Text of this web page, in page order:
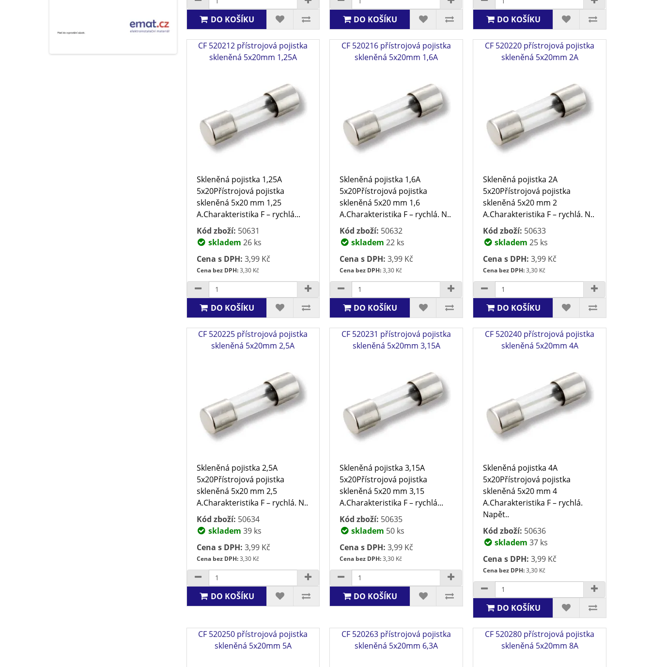
DO KOŠÍKU DO KOŠÍKU DO KOŠÍKU
CF 520212 přístrojová pojistka
skleněná 5x20mm 1,25A
Skleněná pojistka 1,25A
5x20Přístrojová pojistka
skleněná 5x20 mm 1,25
A.Charakteristika F – rychlá...
Kód zboží: 50631
skladem 26 ks
Cena s DPH: 3,99 Kč
Cena bez DPH:3,30 Kč
DO KOŠÍKU
CF 520216 přístrojová pojistka
skleněná 5x20mm 1,6A
Skleněná pojistka 1,6A
5x20Přístrojová pojistka
skleněná 5x20 mm 1,6
A.Charakteristika F – rychlá. N..
Kód zboží: 50632
skladem 22 ks
Cena s DPH: 3,99 Kč
Cena bez DPH:3,30 Kč
DO KOŠÍKU
CF 520220 přístrojová pojistka
skleněná 5x20mm 2A
Skleněná pojistka 2A
5x20Přístrojová pojistka
skleněná 5x20 mm 2
A.Charakteristika F – rychlá. N..
Kód zboží: 50633
skladem 25 ks
Cena s DPH: 3,99 Kč
Cena bez DPH:3,30 Kč
DO KOŠÍKU
CF 520225 přístrojová pojistka
skleněná 5x20mm 2,5A
Skleněná pojistka 2,5A
5x20Přístrojová pojistka
skleněná 5x20 mm 2,5
A.Charakteristika F – rychlá. N..
Kód zboží: 50634
skladem 39 ks
Cena s DPH: 3,99 Kč
Cena bez DPH:3,30 Kč
DO KOŠÍKU
CF 520231 přístrojová pojistka
skleněná 5x20mm 3,15A
Skleněná pojistka 3,15A
5x20Přístrojová pojistka
skleněná 5x20 mm 3,15
A.Charakteristika F – rychlá...
Kód zboží: 50635
skladem 50 ks
Cena s DPH: 3,99 Kč
Cena bez DPH:3,30 Kč
DO KOŠÍKU
CF 520240 přístrojová pojistka
skleněná 5x20mm 4A
Skleněná pojistka 4A
5x20Přístrojová pojistka
skleněná 5x20 mm 4
A.Charakteristika F – rychlá.
Napět..
Kód zboží: 50636
skladem 37 ks
Cena s DPH: 3,99 Kč
Cena bez DPH:3,30 Kč
DO KOŠÍKU
CF 520250 přístrojová pojistka
skleněná 5x20mm 5A
CF 520263 přístrojová pojistka
skleněná 5x20mm 6,3A
CF 520280 přístrojová pojistka
skleněná 5x20mm 8A